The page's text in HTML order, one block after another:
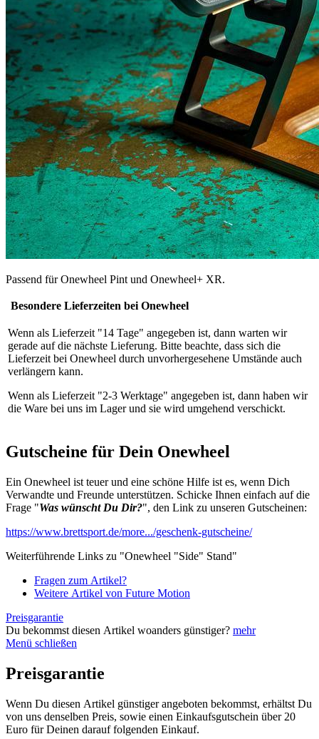
Passend für Onewheel Pint und Onewheel+ XR.
Besondere Lieferzeiten bei Onewheel
Wenn als Lieferzeit "14 Tage" angegeben ist, dann warten wir
gerade auf die nächste Lieferung. Bitte beachte, dass sich die
Lieferzeit bei Onewheel durch unvorhergesehene Umstände auch
verlängern kann.
Wenn als Lieferzeit "2-3 Werktage" angegeben ist, dann haben wir
die Ware bei uns im Lager und sie wird umgehend verschickt.
Gutscheine für Dein Onewheel
Ein Onewheel ist teuer und eine schöne Hilfe ist es, wenn Dich
Verwandte und Freunde unterstützen. Schicke Ihnen einfach auf die
Frage "Was wünscht Du Dir?", den Link zu unseren Gutscheinen:
https://www.brettsport.de/more.../geschenk-gutscheine/
Weiterführende Links zu "Onewheel "Side" Stand"
Fragen zum Artikel?
Weitere Artikel von Future Motion
Preisgarantie
Du bekommst diesen Artikel woanders günstiger? mehr
Menü schließen
Preisgarantie
Wenn Du diesen Artikel günstiger angeboten bekommst, erhältst Du
von uns denselben Preis, sowie einen Einkaufsgutschein über 20
Euro für Deinen darauf folgenden Einkauf.